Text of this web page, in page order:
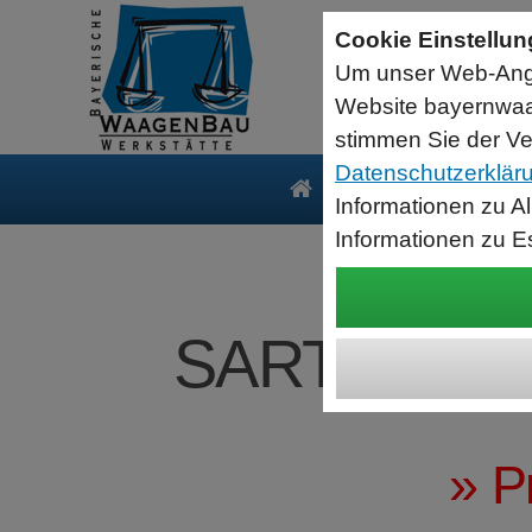
»
Produkte
Sartorius Feuchtebestimmer MA35
jetzt zum Aktionspreis
Der MA35 ist das Einsteigermodell zur schnellen und
zuverlässigen Bestimmung der Materialfeuchte flüssiger, pastöser
und fester Substanzen mit dem Verfahren der Thermogravimetrie.
Wägebereich: 35 g, Ablesbarkeit: 1 mg
Cookie
Um unser Web-
Website
stimmen Sie der
Informationen zu
Informationen zu